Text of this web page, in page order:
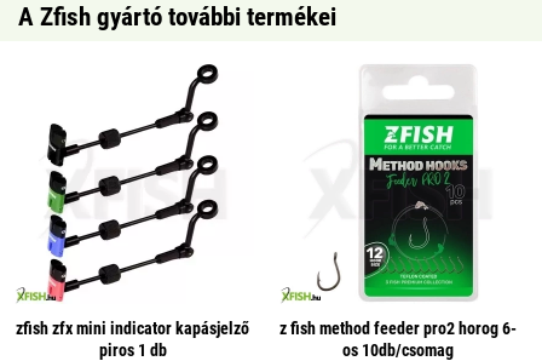
A Zfish gyártó további termékei
zfish zfx mini indicator kapásjelző
piros 1 db
z fish method feeder pro2 horog 6-
os 10db/csomag